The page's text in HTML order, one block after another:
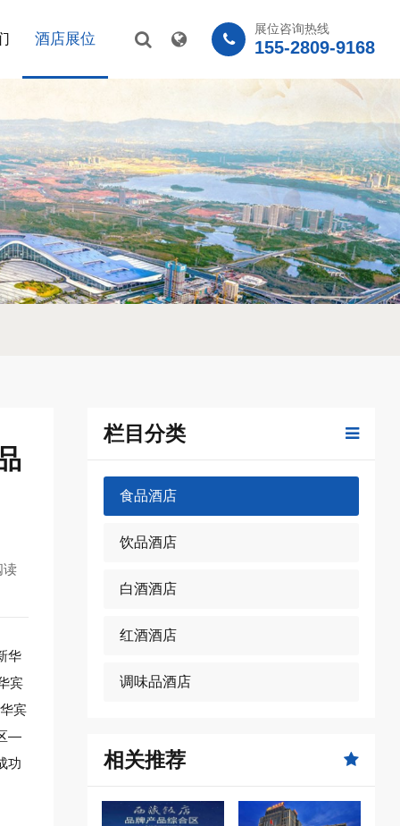
展位咨询热线
155-2809-9168
酒店展位
读
华
宾
宾
—
功
栏目分类
食品酒店
饮品酒店
白酒酒店
红酒酒店
调味品酒店
相关推荐